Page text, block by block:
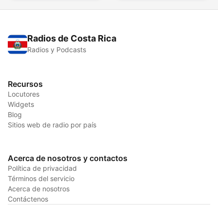
Radios de Costa Rica
Radios y Podcasts
Recursos
Locutores
Widgets
Blog
Sitios web de radio por país
Acerca de nosotros y contactos
Política de privacidad
Términos del servicio
Acerca de nosotros
Contáctenos